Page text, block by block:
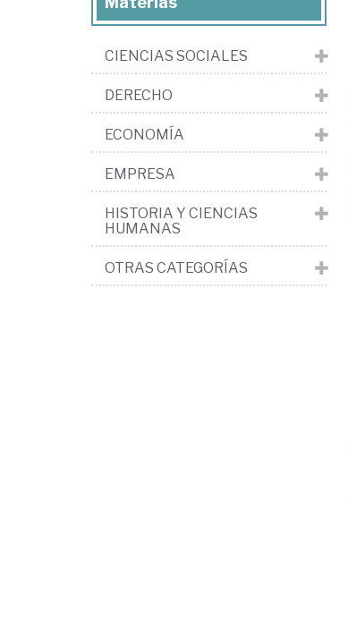
CIENCIAS SOCIALES
DERECHO
ECONOMÍA
EMPRESA
HISTORIA Y CIENCIAS
HUMANAS
OTRAS CATEGORÍAS